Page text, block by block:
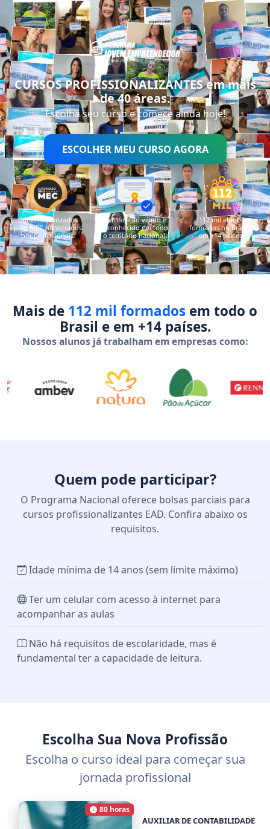
CURSOS PROFISSIONALIZANTESem mais
de 40 áreas.
Escolha seu curso e comece ainda hoje!
ESCOLHER MEU CURSO AGORA
Cursos autorizados
pelo MEC ministrados
por profissionais.
Certificação válido e
reconhecido em todo
o território nacional.
112 mil alunos
formados no Brasil e
em +14 países.
Mais de 112 mil formados em todo o
Brasil e em +14 países.
Nossos alunos já trabalham em empresas como:
Quem pode participar?
O Programa Nacional oferece bolsas parciais para
cursos profissionalizantes EAD. Confira abaixo os
requisitos.
Idade mínima de 14 anos (sem limite máximo)
Ter um celular com acesso à internet para
acompanhar as aulas
Não há requisitos de escolaridade, mas é
fundamental ter a capacidade de leitura.
Escolha Sua Nova Profissão
Escolha o curso ideal para começar sua
jornada profissional
80 horas
Carga Horária
AUXILIAR DE CONTABILIDADE